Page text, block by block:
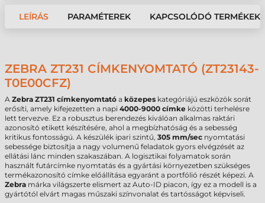
LEÍRÁS PARAMÉTEREK KAPCSOLÓDÓ TERMÉKEK
ZEBRA ZT231 CÍMKENYOMTATÓ (ZT23143-
T0E00CFZ)
A Zebra ZT231 címkenyomtató a közepes kategóriájú eszközök sorát
erősíti, amely kifejezetten a napi 4000-9000 címke közötti terhelésre
lett tervezve. Ez a robusztus berendezés kiválóan alkalmas raktári
azonosító etikett készítésére, ahol a megbízhatóság és a sebesség
kritikus fontosságú. A készülék ipari szintű, 305 mm/sec nyomtatási
sebessége biztosítja a nagy volumenű feladatok gyors elvégzését az
ellátási lánc minden szakaszában. A logisztikai folyamatok során
használt futárcímke nyomtatás és a gyártási környezetben szükséges
termékazonosító címke előállítása egyaránt a portfólió részét képezi. A
Zebra márka világszerte elismert az Auto-ID piacon, így ez a modell is a
gyártótól elvárt magas műszaki színvonalat és tartósságot képviseli.